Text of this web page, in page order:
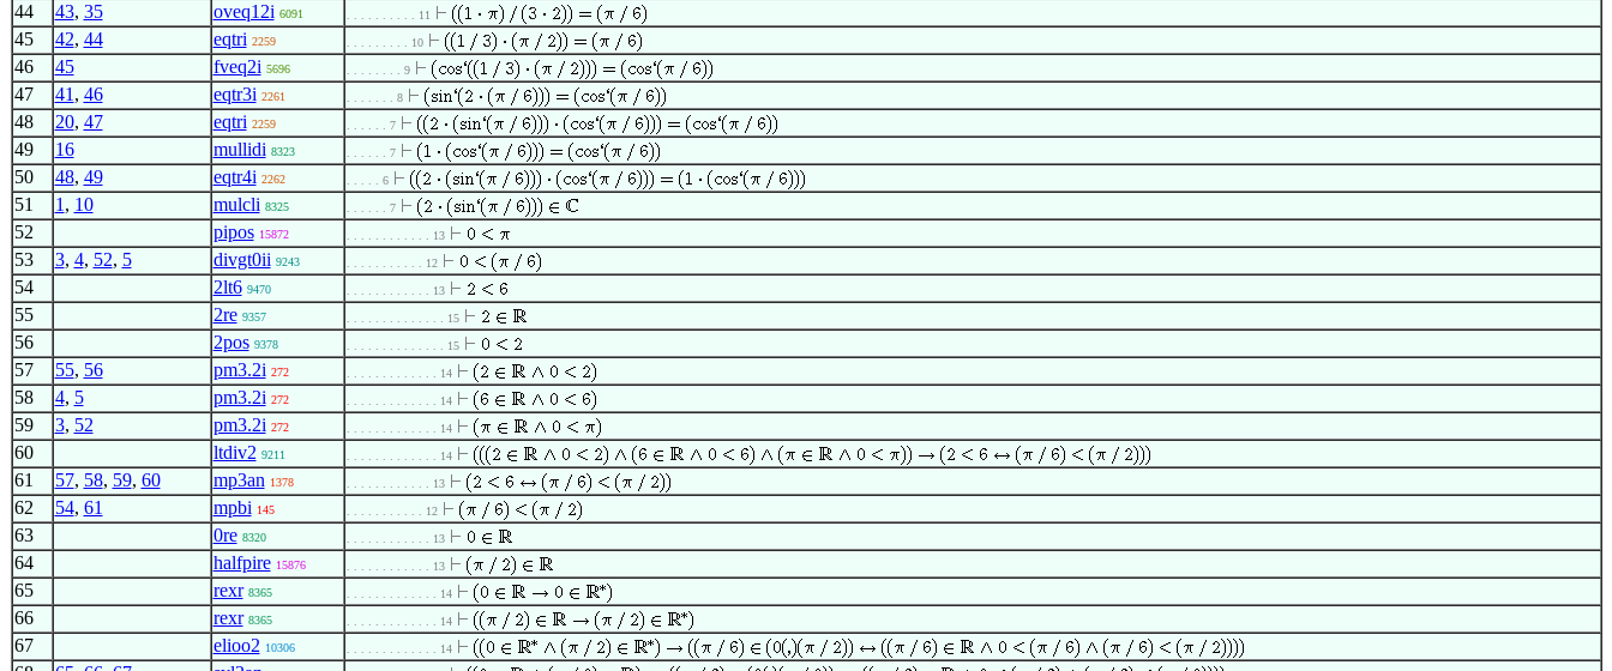
44 43, 35 oveq12i 6091 . . . . . . . . . . 11
45 42, 44 eqtri 2259 . . . . . . . . . 10
46 45 fveq2i 5696 . . . . . . . . 9
47 41 , 46 eqtr3i 2261 . . . . . . . 8
48 20, 47 eqtri 2259 . . . . . . 7
49 16 mullidi 8323 . . . . . . 7
50 48, 49 eqtr4i 2262 . . . . . 6
51 1 , 10 mulcli 8325 . . . . . . 7
52 pipos 15872 . . . . . . . . . . . . 13
53 3, 4, 52, 5 divgt0ii 9243 . . . . . . . . . . . 12
54 2lt6 9470 . . . . . . . . . . . . 13
55 2re 9357 . . . . . . . . . . . . . . 15
56 2pos 9378 . . . . . . . . . . . . . . 15
57 55, 56 pm3.2i 272 . . . . . . . . . . . . . 14
58 4, 5 pm3.2i 272 . . . . . . . . . . . . . 14
59 3, 52 pm3.2i 272 . . . . . . . . . . . . . 14
60 ltdiv2 9211 . . . . . . . . . . . . . 14
61 57, 58, 59, 60 mp3an 1378 . . . . . . . . . . . . 13
62 54, 61 mpbi 145 . . . . . . . . . . . 12
63 0re 8320 . . . . . . . . . . . . 13
64 halfpire 15876 . . . . . . . . . . . . 13
65 rexr 8365 . . . . . . . . . . . . . 14
66 rexr 8365 . . . . . . . . . . . . . 14
67 elioo2 10306 . . . . . . . . . . . . . 14